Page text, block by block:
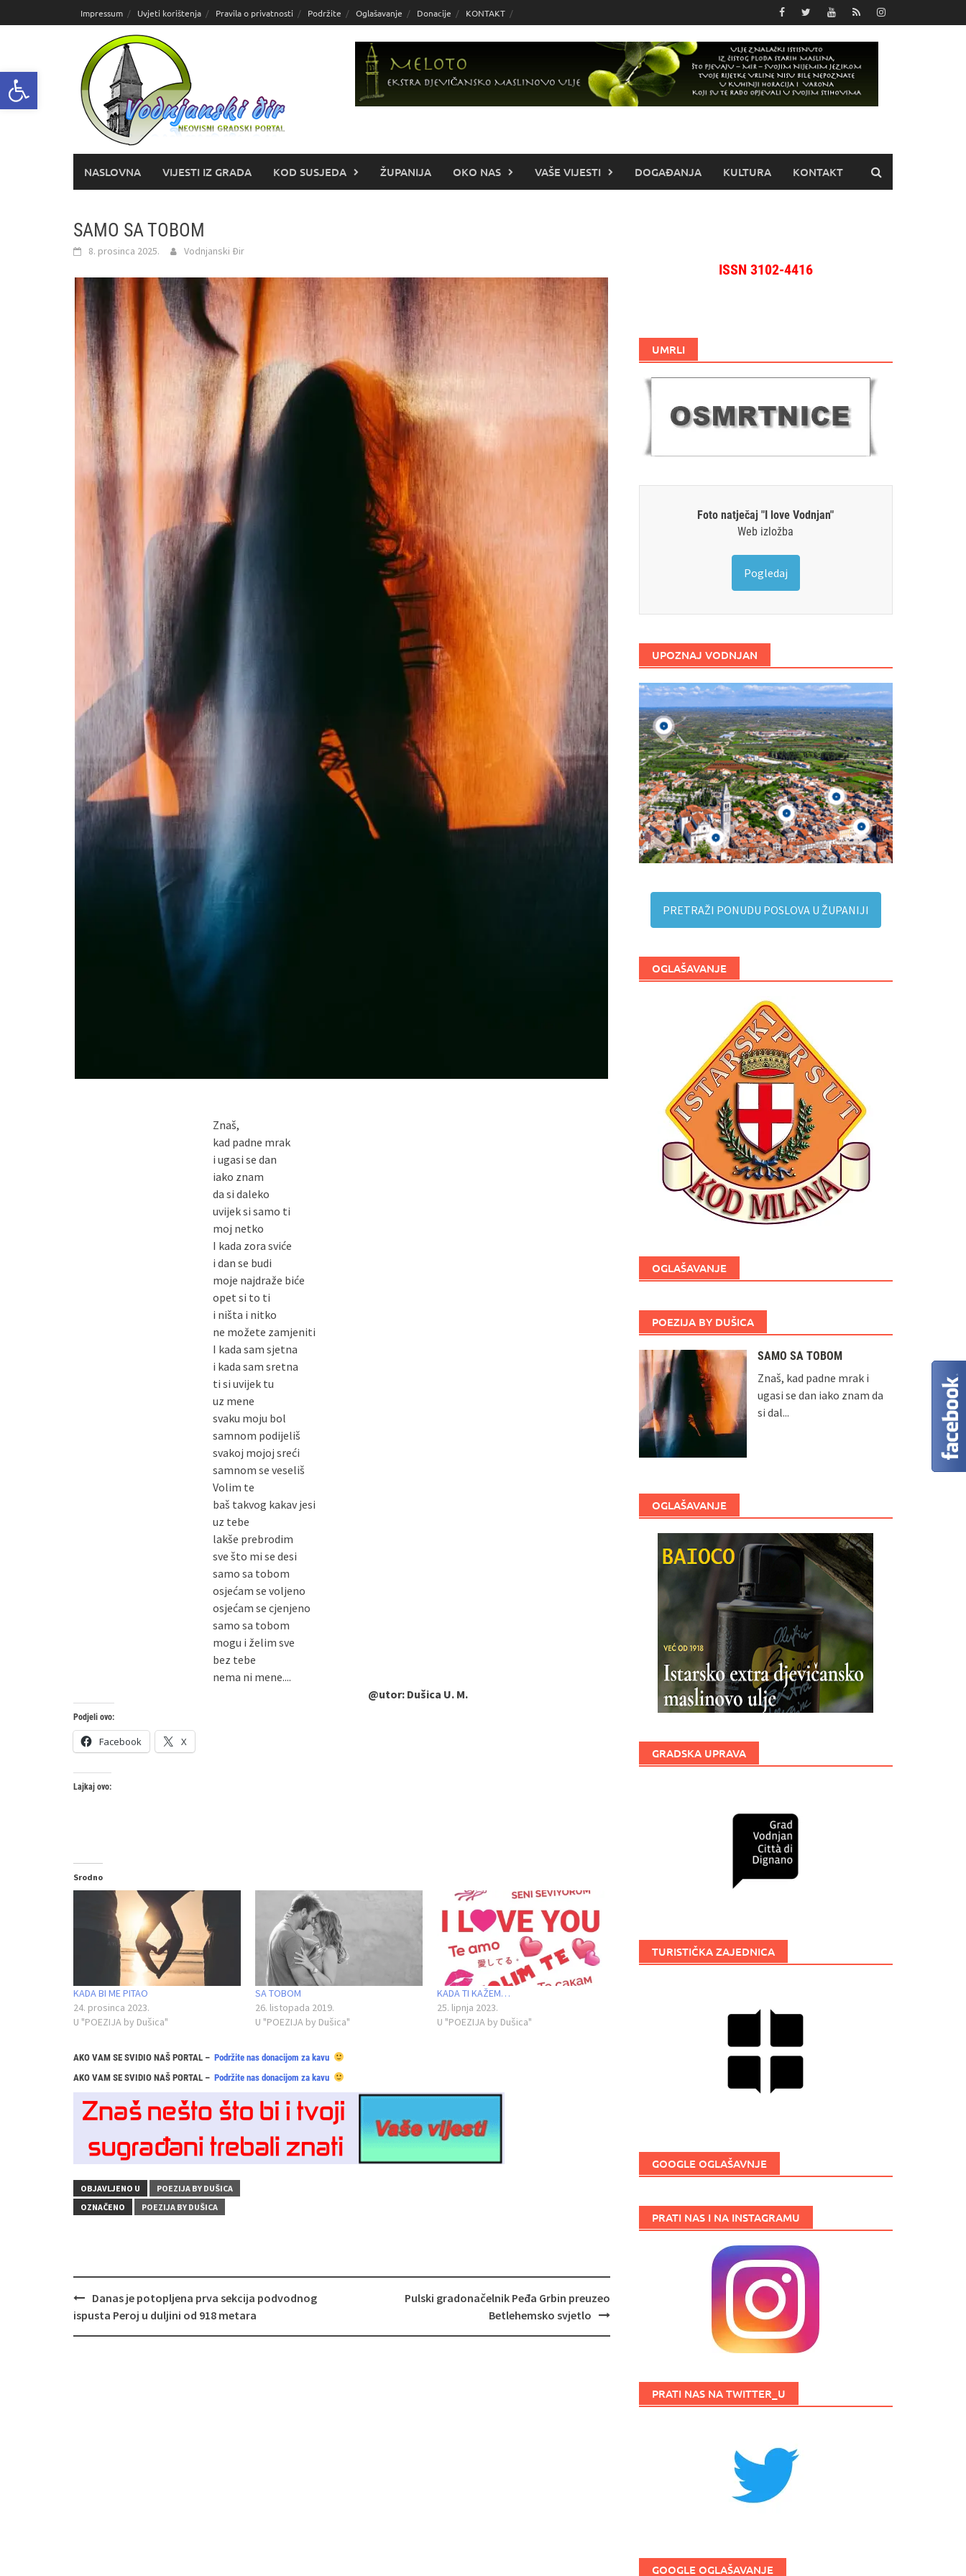
Open toolbar
do
Impressum Uvjeti korištenja Pravila o privatnosti Podržite Oglašavanje Donacije KONTAKT
NASLOVNA VIJESTI IZ GRADA KOD SUSJEDA ŽUPANIJA OKO NAS VAŠE VIJESTI DOGAĐANJA KULTURA KONTAKT
SAMO SA TOBOM
8. prosinca 2025. Vodnjanski Đir
Znaš,
kad padne mrak
i ugasi se dan
iako znam
da si daleko
uvijek si samo ti
moj netko
I kada zora sviće
i dan se budi
moje najdraže biće
opet si to ti
i ništa i nitko
ne možete zamjeniti
I kada sam sjetna
i kada sam sretna
ti si uvijek tu
uz mene
svaku moju bol
samnom podijeliš
svakoj mojoj sreći
samnom se veseliš
Volim te
baš takvog kakav jesi
uz tebe
lakše prebrodim
sve što mi se desi
samo sa tobom
osjećam se voljeno
osjećam se cjenjeno
samo sa tobom
mogu i želim sve
bez tebe
nema ni mene....
@utor: Dušica U. M.
Podjeli ovo:
Facebook X
Lajkaj ovo:
Srodno
KADA BI ME PITAO
24. prosinca 2023.
U "POEZIJA by Dušica"
SA TOBOM
26. listopada 2019.
U "POEZIJA by Dušica"
KADA TI KAŽEM…
25. lipnja 2023.
U "POEZIJA by Dušica"
AKO VAM SE SVIDIO NAŠ PORTAL – Podržite nas donacijom za kavu
AKO VAM SE SVIDIO NAŠ PORTAL – Podržite nas donacijom za kavu
OBJAVLJENO U
POEZIJA BY DUŠICA
OZNAČENO
POEZIJA BY DUŠICA
Navigacija
objava
Danas je potopljena prva sekcija podvodnog
ispusta Peroj u duljini od 918 metara
Pulski gradonačelnik Peđa Grbin preuzeo
Betlehemsko svjetlo
ISSN 3102-4416
UMRLI
Foto natječaj "I love Vodnjan"
Web izložba
Pogledaj
UPOZNAJ VODNJAN
PRETRAŽI PONUDU POSLOVA U ŽUPANIJI
OGLAŠAVANJE
OGLAŠAVANJE
POEZIJA BY DUŠICA
SAMO SA TOBOM
Znaš, kad padne mrak i
ugasi se dan iako znam da
si dal...
OGLAŠAVANJE
GRADSKA UPRAVA
TURISTIČKA ZAJEDNICA
GOOGLE OGLAŠAVNJE
PRATI NAS I NA INSTAGRAMU
PRATI NAS NA TWITTER_U
GOOGLE OGLAŠAVANJE